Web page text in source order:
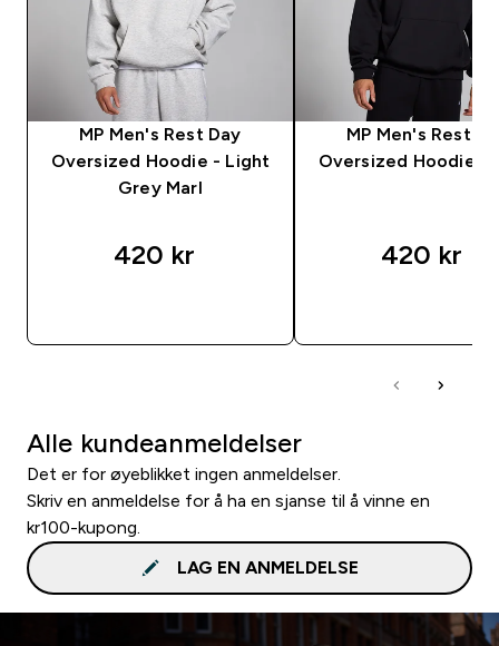
MP Men's Rest Day
Oversized Hoodie - Light
Grey Marl
420 kr‎
MP Men's Rest
Oversized Hoodie -
420 kr‎
Alle kundeanmeldelser
Det er for øyeblikket ingen anmeldelser.
Skriv en anmeldelse for å ha en sjanse til å vinne en
kr100-kupong.
LAG EN ANMELDELSE